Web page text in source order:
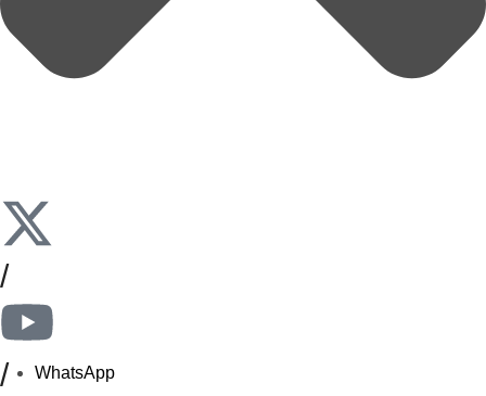
/
/
WhatsApp